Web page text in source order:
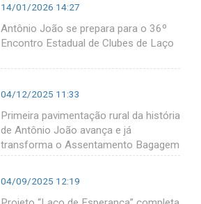
14/01/2026 14:27
Antônio João se prepara para o 36º
Encontro Estadual de Clubes de Laço
04/12/2025 11:33
Primeira pavimentação rural da história
de Antônio João avança e já
transforma o Assentamento Bagagem
04/09/2025 12:19